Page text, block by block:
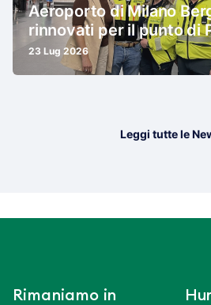
Aeroporto di Milano
rinnovati per il punto di
23 Lug 2026
Leggi tutte le
Rimaniamo in